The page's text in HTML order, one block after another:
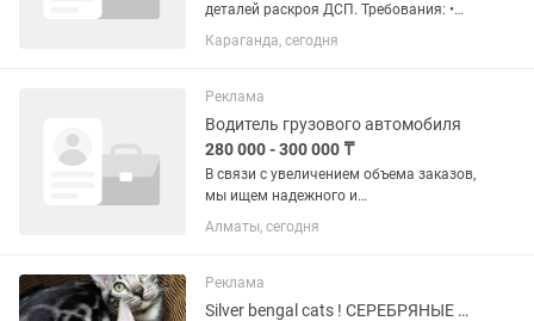
деталей раскроя ДСП. Требования: •
опыт работы в мебельном цеху •
пунктуальность • ответственность
14.00 Контактный...
Караганда, сегодня
Реклама
Водитель грузового автомобиля
280 000 - 300 000 ₸
В связи с увеличением объема заказов,
мы ищем надежного и
профессионального водителя на
грузовой автомобиль. Обязанности:
автомобилями [Хундай Н 100,
Мерседес 817, Газель и авто...
Алматы, сегодня
Реклама
Silver bengal cats ! СЕРЕБРЯНЫЕ бенгальские котята ! Ограничено !